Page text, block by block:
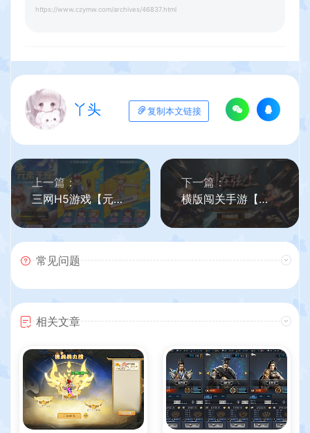
https://www.czymw.com/archives/46837.html
丫头 复制本文链接
上一篇：
三网H5游戏【元素王座H5平台币内购版】最新整理单机一键即玩镜像端+Linux手工服务端+GM授权后台+平台币后台+简易安卓客户端+详细搭建教程
下一篇：
横版闯关手游【全明星之抗日剑在弦上阿拉德】最新整理单机一键即玩镜像端+Linux手工服务端+配套表+全功能管理后台+GM授权后台+安卓苹果双端+详细搭建教程
常见问题
相关文章